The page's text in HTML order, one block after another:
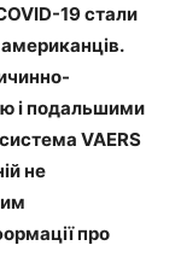
19 стали
і подальшими
VAERS
не
про